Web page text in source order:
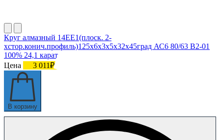
Круг алмазный 14ЕЕ1(плоск. 2-
хстор.конич.профиль)125х6х3х5х32х45град АС6 80/63 В2-01
100% 24,1 карат
Цена
3 011₽
В корзину